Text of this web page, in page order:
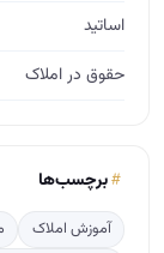
اساتید
حقوق در املاک
برچسب‌ها
آموزش املاک